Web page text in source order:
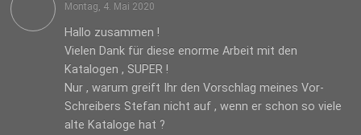
Montag, 4. Mai 2020
Hallo zusammen !
Vielen Dank für diese enorme Arbeit mit den
Katalogen , SUPER !
Nur , warum greift Ihr den Vorschlag meines Vor-
Schreibers Stefan nicht auf , wenn er schon so viele
alte Kataloge hat ?